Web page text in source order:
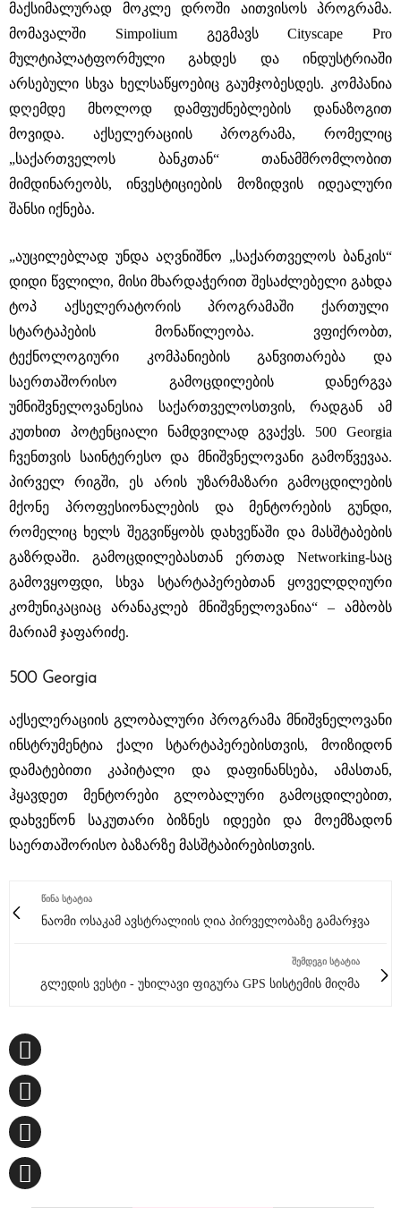
მაქსიმალურად მოკლე დროში აითვისოს პროგრამა.
მომავალში Simpolium გეგმავს Cityscape Pro
მულტიპლატფორმული გახდეს და ინდუსტრიაში
არსებული სხვა ხელსაწყოებიც გაუმჯობესდეს. კომპანია
დღემდე მხოლოდ დამფუძნებლების დანაზოგით
მოვიდა. აქსელერაციის პროგრამა, რომელიც
„საქართველოს ბანკთან“ თანამშრომლობით
მიმდინარეობს, ინვესტიციების მოზიდვის იდეალური
შანსი იქნება.
„აუცილებლად უნდა აღვნიშნო „საქართველოს ბანკის“
დიდი წვლილი, მისი მხარდაჭერით შესაძლებელი გახდა
ტოპ აქსელერატორის პროგრამაში ქართული
სტარტაპების მონაწილეობა. ვფიქრობთ,
ტექნოლოგიური კომპანიების განვითარება და
საერთაშორისო გამოცდილების დანერგვა
უმნიშვნელოვანესია საქართველოსთვის, რადგან ამ
კუთხით პოტენციალი ნამდვილად გვაქვს. 500 Georgia
ჩვენთვის საინტერესო და მნიშვნელოვანი გამოწვევაა.
პირველ რიგში, ეს არის უზარმაზარი გამოცდილების
მქონე პროფესიონალების და მენტორების გუნდი,
რომელიც ხელს შეგვიწყობს დახვეწაში და მასშტაბების
გაზრდაში. გამოცდილებასთან ერთად Networking-საც
გამოვყოფდი, სხვა სტარტაპერებთან ყოველდღიური
კომუნიკაციაც არანაკლებ მნიშვნელოვანია“ – ამბობს
მარიამ ჯაფარიძე.
500 Georgia
აქსელერაციის გლობალური პროგრამა მნიშვნელოვანი
ინსტრუმენტია ქალი სტარტაპერებისთვის, მოიზიდონ
დამატებითი კაპიტალი და დაფინანსება, ამასთან,
ჰყავდეთ მენტორები გლობალური გამოცდილებით,
დახვეწონ საკუთარი ბიზნეს იდეები და მოემზადონ
საერთაშორისო ბაზარზე მასშტაბირებისთვის.
ᲬᲘᲜᲐ ᲡᲢᲐᲢᲘᲐ
ნაომი ოსაკამ ავსტრალიის ღია პირველობაზე გამარჯვა
ᲨᲔᲛᲓᲔᲒᲘ ᲡᲢᲐᲢᲘᲐ
გლედის ვესტი - უხილავი ფიგურა GPS სისტემის მიღმა